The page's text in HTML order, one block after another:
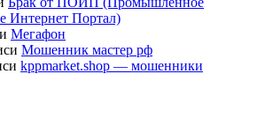
Интернет Портал)
Мегафон
Мошенник мастер рф
kppmarket.shop — мошенники